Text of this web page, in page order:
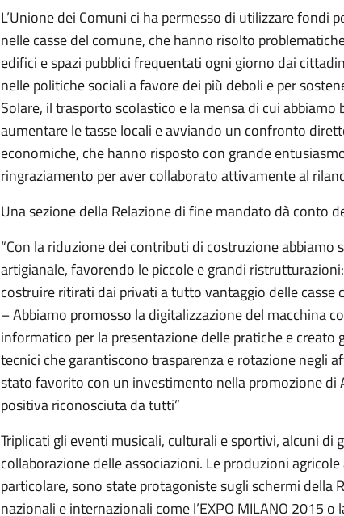
L’Unione dei Comuni ci ha permesso di utilizzare fondi
nelle casse del comune, che hanno risolto
edifici e spazi pubblici frequentati ogni giorno dai
nelle politiche sociali a favore dei più deboli e per
Solare, il trasporto scolastico e la mensa di cui
aumentare le tasse locali e avviando un confronto
economiche, che hanno risposto con grande
ringraziamento per aver collaborato attivamente al
Una sezione della Relazione di fine mandato dà conto
“Con la riduzione dei contributi di costruzione
artigianale, favorendo le piccole e grandi
costruire ritirati dai privati a tutto vantaggio delle
– Abbiamo promosso la digitalizzazione del macchina
informatico per la presentazione delle pratiche e
tecnici che garantiscono trasparenza e rotazione negli
stato favorito con un investimento nella promozione di
positiva riconosciuta da tutti”
Triplicati gli eventi musicali, culturali e sportivi, alcuni di
collaborazione delle associazioni. Le produzioni
particolare, sono state protagoniste sugli schermi della
nazionali e internazionali come l’EXPO MILANO 2015